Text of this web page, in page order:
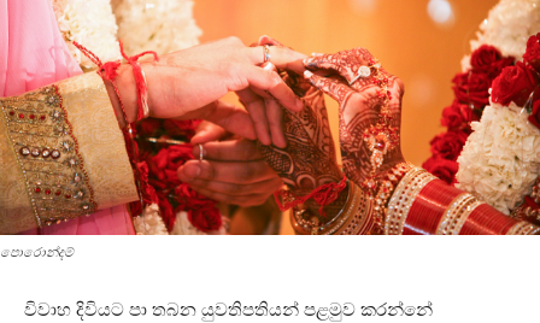
පොරොන්දම්
විවාහ දිවියට පා තබන යුවතිපතියන් පළමුව කරන්නේ